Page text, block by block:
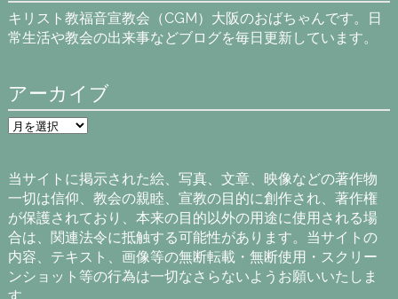
キリスト教福音宣教会（CGM）大阪のおばちゃんです。日
常生活や教会の出来事などブログを毎日更新しています。
アーカイブ
ア
ー
ブ
当サイトに掲示された絵、写真、文章、映像などの著作物
一切は信仰、教会の親睦、宣教の目的に創作され、著作権
が保護されており、本来の目的以外の用途に使用される場
合は、関連法令に抵触する可能性があります。当サイトの
内容、テキスト、画像等の無断転載・無断使用・スクリー
ンショット等の行為は一切なさらないようお願いいたしま
す